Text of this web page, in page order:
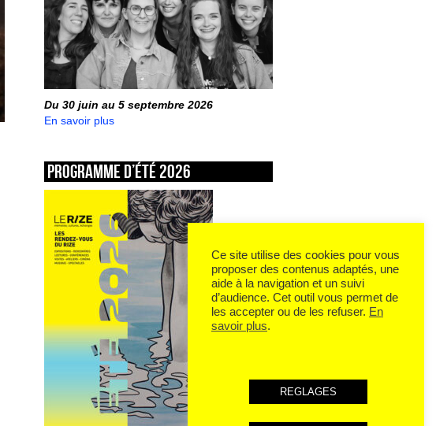
Du 30 juin au 5 septembre 2026
En savoir plus
Programme d’été 2026
Ce site utilise des cookies pour vous
proposer des contenus adaptés, une
aide à la navigation et un suivi
d’audience. Cet outil vous permet de
les accepter ou de les refuser. En
savoir plus.
REGLAGES